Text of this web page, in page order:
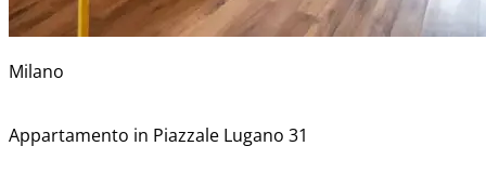
Milano
Appartamento in Piazzale Lugano 31